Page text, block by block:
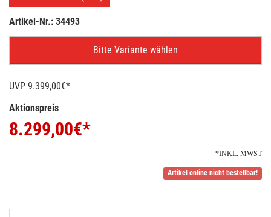
Artikel-Nr.: 34493
Bitte Variante wählen
UVP 9.399,00€*
Aktionspreis
8.299,00€*
*INKL. MWST
Artikel online nicht bestellbar!